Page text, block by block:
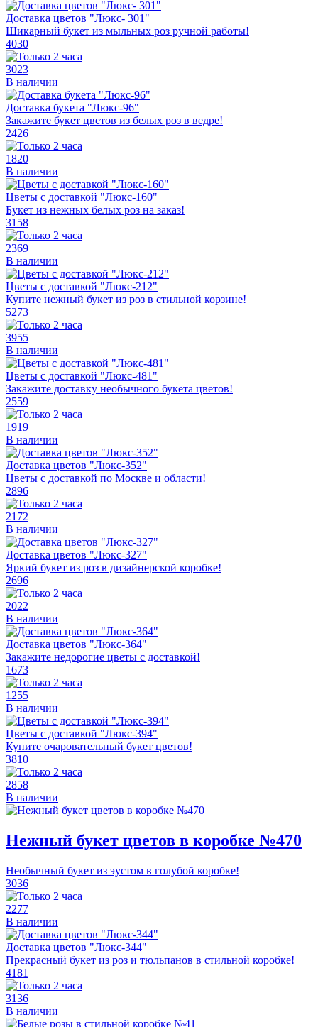
Доставка цветов "Люкс- 301"
Шикарный букет из мыльных роз ручной работы!
4030
3023
В наличии
Доставка букета "Люкс-96"
Закажите букет цветов из белых роз в ведре!
2426
1820
В наличии
Цветы с доставкой "Люкс-160"
Букет из нежных белых роз на заказ!
3158
2369
В наличии
Цветы с доставкой "Люкс-212"
Купите нежный букет из роз в стильной корзине!
5273
3955
В наличии
Цветы с доставкой "Люкс-481"
Закажите доставку необычного букета цветов!
2559
1919
В наличии
Доставка цветов "Люкс-352"
Цветы с доставкой по Москве и области!
2896
2172
В наличии
Доставка цветов "Люкс-327"
Яркий букет из роз в дизайнерской коробке!
2696
2022
В наличии
Доставка цветов "Люкс-364"
Закажите недорогие цветы с доставкой!
1673
1255
В наличии
Цветы с доставкой "Люкс-394"
Купите очаровательный букет цветов!
3810
2858
В наличии
Нежный букет цветов в коробке №470
Необычный букет из эустом в голубой коробке!
3036
2277
В наличии
Доставка цветов "Люкс-344"
Прекрасный букет из роз и тюльпанов в стильной коробке!
4181
3136
В наличии